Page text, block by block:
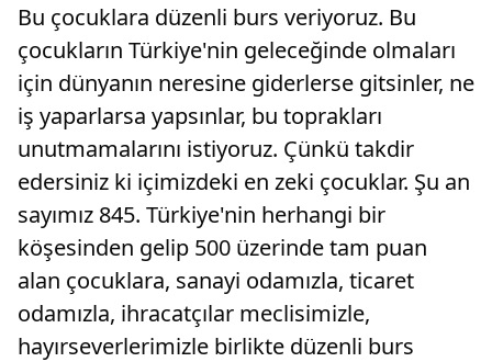
Bu çocuklara düzenli burs veriyoruz. Bu
çocukların Türkiye'nin geleceğinde olmaları
için dünyanın neresine giderlerse gitsinler, ne
iş yaparlarsa yapsınlar, bu toprakları
unutmamalarını istiyoruz. Çünkü takdir
edersiniz ki içimizdeki en zeki çocuklar. Şu an
sayımız 845. Türkiye'nin herhangi bir
köşesinden gelip 500 üzerinde tam puan
alan çocuklara, sanayi odamızla, ticaret
odamızla, ihracatçılar meclisimizle,
hayırseverlerimizle birlikte düzenli burs